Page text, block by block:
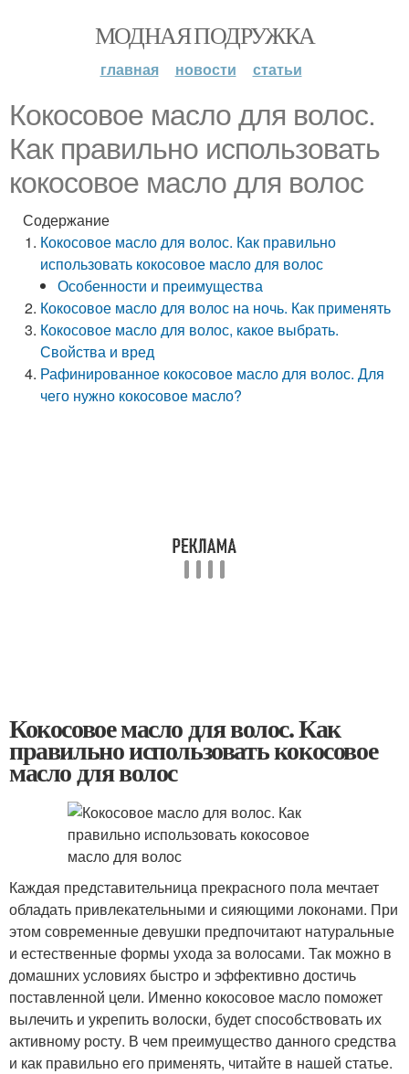
МОДНАЯ ПОДРУЖКА
главная новости статьи
Кокосовое масло для волос.
Как правильно использовать
кокосовое масло для волос
Содержание
Кокосовое масло для волос. Как правильно
использовать кокосовое масло для волос
Особенности и преимущества
Кокосовое масло для волос на ночь. Как применять
Кокосовое масло для волос, какое выбрать.
Свойства и вред
Рафинированное кокосовое масло для волос. Для
чего нужно кокосовое масло?
Кокосовое масло для волос. Как
правильно использовать кокосовое
масло для волос
Каждая представительница прекрасного пола мечтает
обладать привлекательными и сияющими локонами. При
этом современные девушки предпочитают натуральные
и естественные формы ухода за волосами. Так можно в
домашних условиях быстро и эффективно достичь
поставленной цели. Именно кокосовое масло поможет
вылечить и укрепить волоски, будет способствовать их
активному росту. В чем преимущество данного средства
и как правильно его применять, читайте в нашей статье.